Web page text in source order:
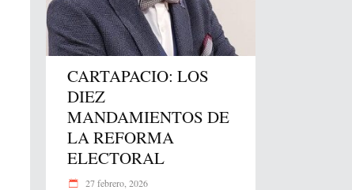
CARTAPACIO: LOS
DIEZ
MANDAMIENTOS DE
LA REFORMA
ELECTORAL
27 febrero, 2026